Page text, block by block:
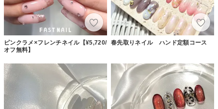
ピンクラメ×フレンチネイル【¥5,720/
オフ無料】
春先取りネイル ハンド定額コース